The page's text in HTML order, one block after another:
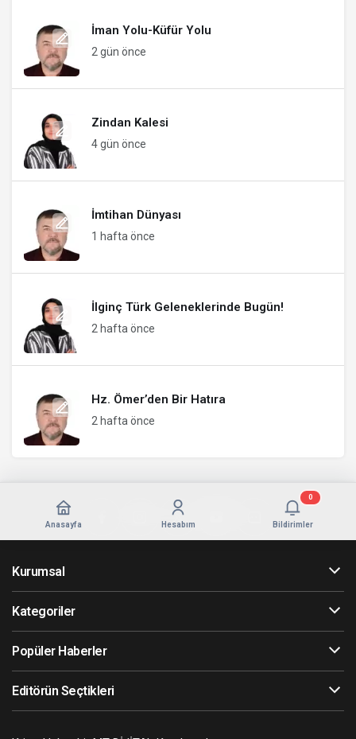
İman Yolu-Küfür Yolu
2 gün önce
Zindan Kalesi
4 gün önce
İmtihan Dünyası
1 hafta önce
İlginç Türk Geleneklerinde Bugün!
2 hafta önce
Hz. Ömer’den Bir Hatıra
2 hafta önce
Anasayfa Hesabım Bildirimler
0
Kurumsal
Kategoriler
Popüler Haberler
Editörün Seçtikleri